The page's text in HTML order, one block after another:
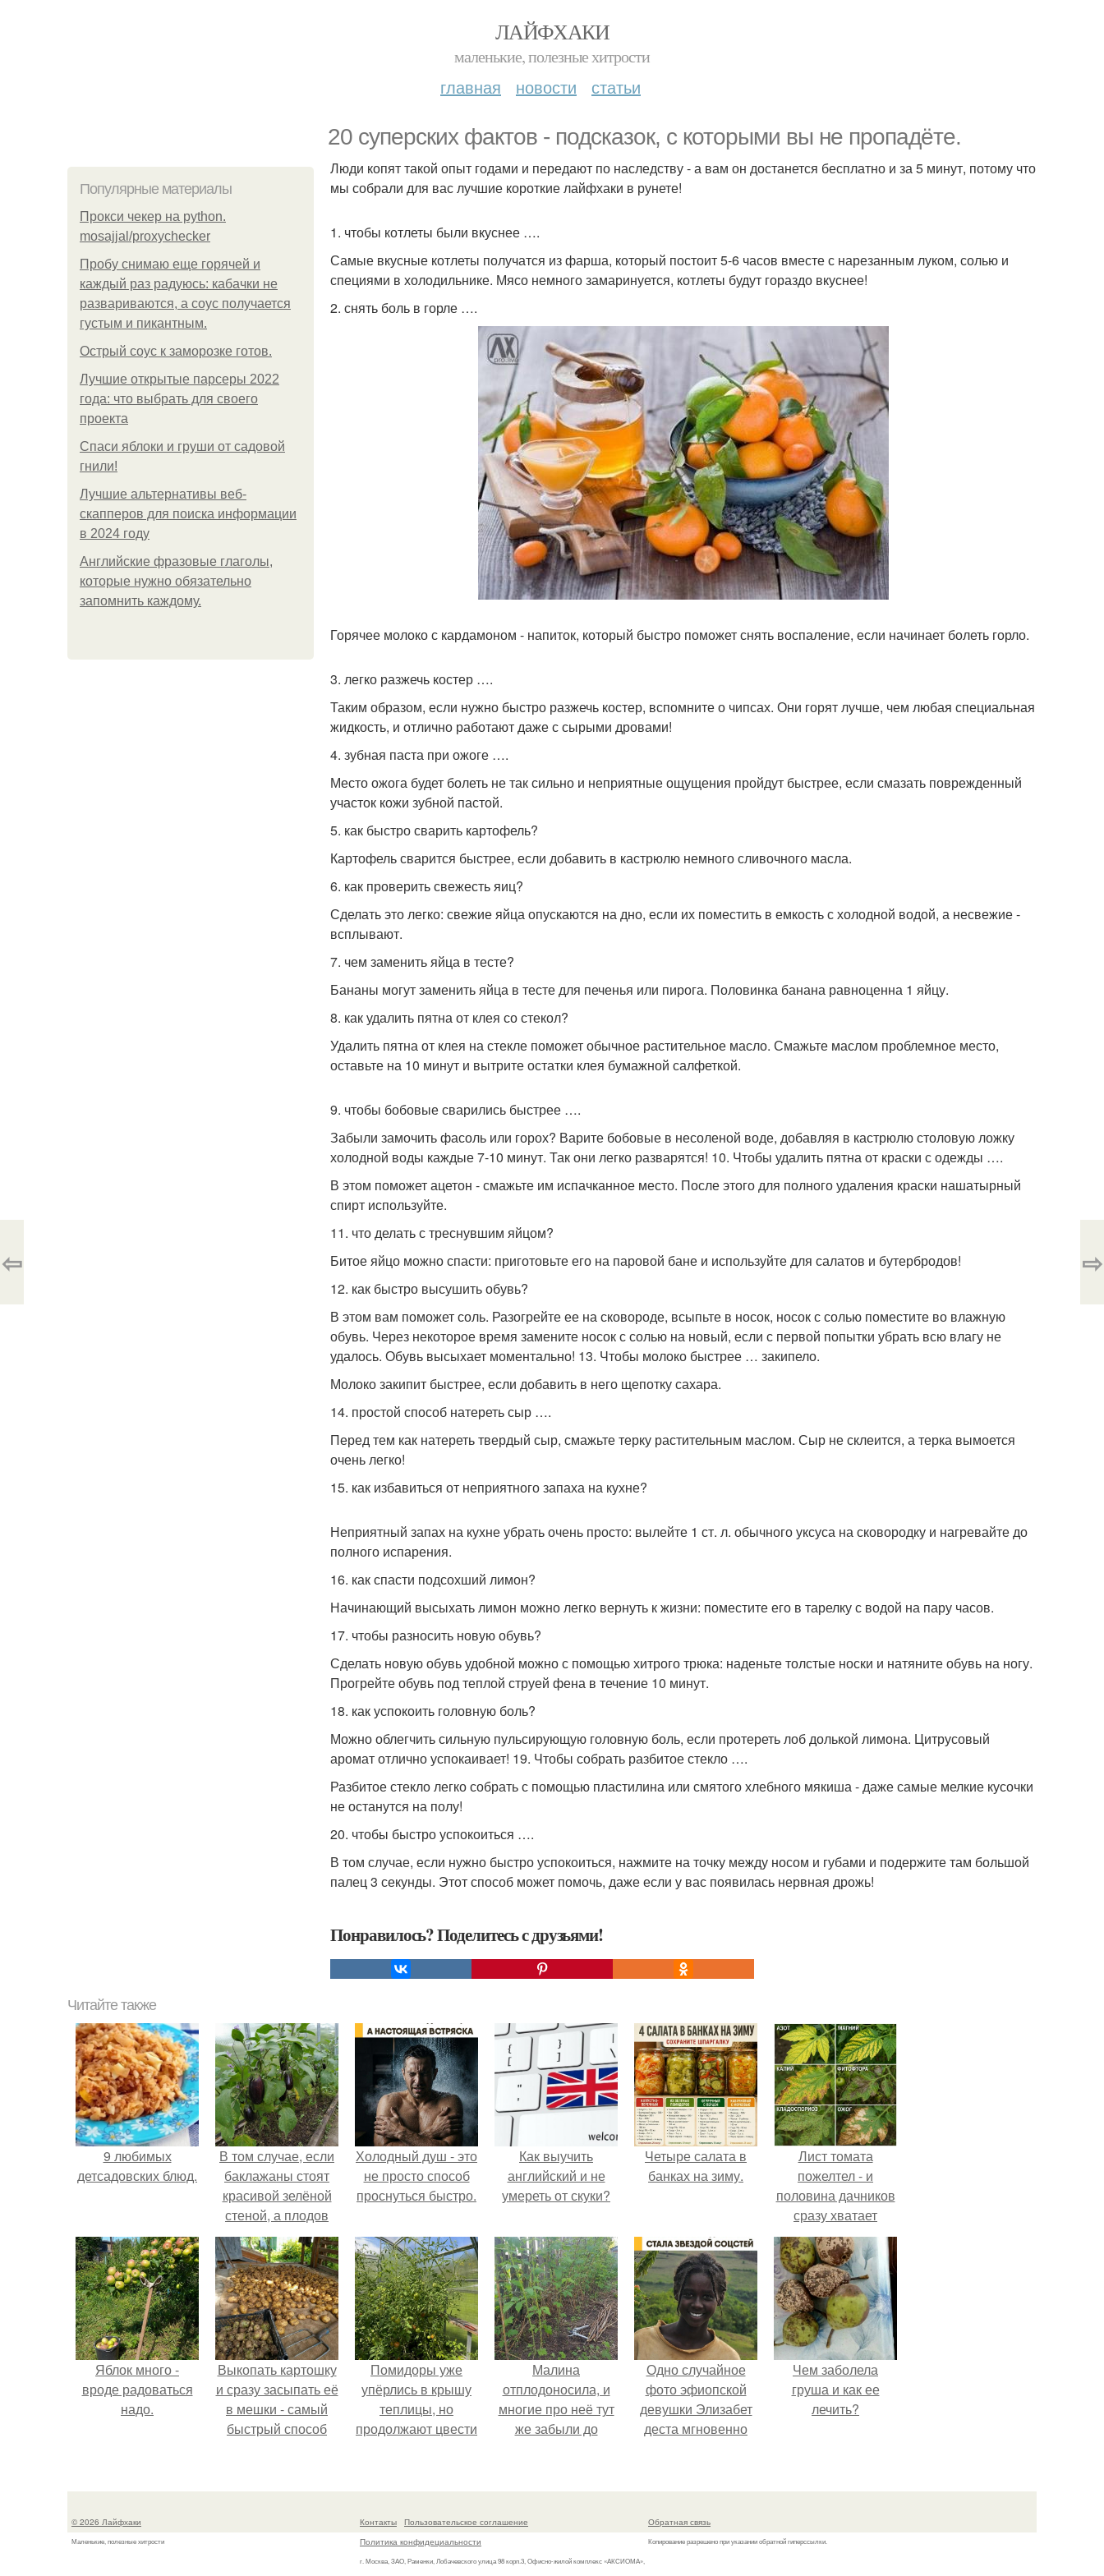
ЛАЙФХАКИ
маленькие, полезные хитрости
главная новости статьи
20 суперских фактов - подсказок, с которыми вы не пропадёте.
Популярные материалы
Прокси чекер на python.
mosajjal/proxychecker
Пробу снимаю еще горячей и
каждый раз радуюсь: кабачки не
развариваются, а соус получается
густым и пикантным.
Острый соус к заморозке готов.
Лучшие открытые парсеры 2022
года: что выбрать для своего
проекта
Спаси яблоки и груши от садовой
гнили!
Лучшие альтернативы веб-
скапперов для поиска информации
в 2024 году
Английские фразовые глаголы,
которые нужно обязательно
запомнить каждому.
Люди копят такой опыт годами и передают по наследству - а вам он достанется бесплатно и за 5 минут, потому что
мы собрали для вас лучшие короткие лайфхаки в рунете!
1. чтобы котлеты были вкуснее ….
Самые вкусные котлеты получатся из фарша, который постоит 5-6 часов вместе с нарезанным луком, солью и
специями в холодильнике. Мясо немного замаринуется, котлеты будут гораздо вкуснее!
2. снять боль в горле ….
Горячее молоко с кардамоном - напиток, который быстро поможет снять воспаление, если начинает болеть горло.
3. легко разжечь костер ….
Таким образом, если нужно быстро разжечь костер, вспомните о чипсах. Они горят лучше, чем любая специальная
жидкость, и отлично работают даже с сырыми дровами!
4. зубная паста при ожоге ….
Место ожога будет болеть не так сильно и неприятные ощущения пройдут быстрее, если смазать поврежденный
участок кожи зубной пастой.
5. как быстро сварить картофель?
Картофель сварится быстрее, если добавить в кастрюлю немного сливочного масла.
6. как проверить свежесть яиц?
Сделать это легко: свежие яйца опускаются на дно, если их поместить в емкость с холодной водой, а несвежие -
всплывают.
7. чем заменить яйца в тесте?
Бананы могут заменить яйца в тесте для печенья или пирога. Половинка банана равноценна 1 яйцу.
8. как удалить пятна от клея со стекол?
Удалить пятна от клея на стекле поможет обычное растительное масло. Смажьте маслом проблемное место,
оставьте на 10 минут и вытрите остатки клея бумажной салфеткой.
9. чтобы бобовые сварились быстрее ….
Забыли замочить фасоль или горох? Варите бобовые в несоленой воде, добавляя в кастрюлю столовую ложку
холодной воды каждые 7-10 минут. Так они легко разварятся! 10. Чтобы удалить пятна от краски с одежды ….
В этом поможет ацетон - смажьте им испачканное место. После этого для полного удаления краски нашатырный
спирт используйте.
11. что делать с треснувшим яйцом?
Битое яйцо можно спасти: приготовьте его на паровой бане и используйте для салатов и бутербродов!
12. как быстро высушить обувь?
В этом вам поможет соль. Разогрейте ее на сковороде, всыпьте в носок, носок с солью поместите во влажную
обувь. Через некоторое время замените носок с солью на новый, если с первой попытки убрать всю влагу не
удалось. Обувь высыхает моментально! 13. Чтобы молоко быстрее … закипело.
Молоко закипит быстрее, если добавить в него щепотку сахара.
14. простой способ натереть сыр ….
Перед тем как натереть твердый сыр, смажьте терку растительным маслом. Сыр не склеится, а терка вымоется
очень легко!
15. как избавиться от неприятного запаха на кухне?
Неприятный запах на кухне убрать очень просто: вылейте 1 ст. л. обычного уксуса на сковородку и нагревайте до
полного испарения.
16. как спасти подсохший лимон?
Начинающий высыхать лимон можно легко вернуть к жизни: поместите его в тарелку с водой на пару часов.
17. чтобы разносить новую обувь?
Сделать новую обувь удобной можно с помощью хитрого трюка: наденьте толстые носки и натяните обувь на ногу.
Прогрейте обувь под теплой струей фена в течение 10 минут.
18. как успокоить головную боль?
Можно облегчить сильную пульсирующую головную боль, если протереть лоб долькой лимона. Цитрусовый
аромат отлично успокаивает! 19. Чтобы собрать разбитое стекло ….
Разбитое стекло легко собрать с помощью пластилина или смятого хлебного мякиша - даже самые мелкие кусочки
не останутся на полу!
20. чтобы быстро успокоиться ….
В том случае, если нужно быстро успокоиться, нажмите на точку между носом и губами и подержите там большой
палец 3 секунды. Этот способ может помочь, даже если у вас появилась нервная дрожь!
Понравилось? Поделитесь с друзьями!
⇦ ⇨
Читайте также
9 любимых
детсадовских блюд.
В том случае, если
баклажаны стоят
красивой зелёной
стеной, а плодов
почти не видно -
радоваться тут
нечему.
Холодный душ - это
не просто способ
проснуться быстро.
Как выучить
английский и не
умереть от скуки?
Четыре салата в
банках на зиму.
Лист томата
пожелтел - и
половина дачников
сразу хватает
удобрение.
Яблок много -
вроде радоваться
надо.
Выкопать картошку
и сразу засыпать её
в мешки - самый
быстрый способ
порезы и больные
Помидоры уже
упёрлись в крышу
теплицы, но
продолжают цвести
Малина
отплодоносила, и
многие про неё тут
же забыли до
Одно случайное
фото эфиопской
девушки Элизабет
деста мгновенно
сделало её новой
Чем заболела
груша и как ее
лечить?
© 2026 Лайфхаки
Маленькие, полезные хитрости
Контакты
Пользовательское соглашение
Политика конфидециальности
г. Москва, ЗАО, Раменки, Лобачевского улица 98 корп.3, Офисно-жилой комплекс «АКСИОМА»,
Обратная связь
Копирование разрешено при указании обратной гиперссылки.